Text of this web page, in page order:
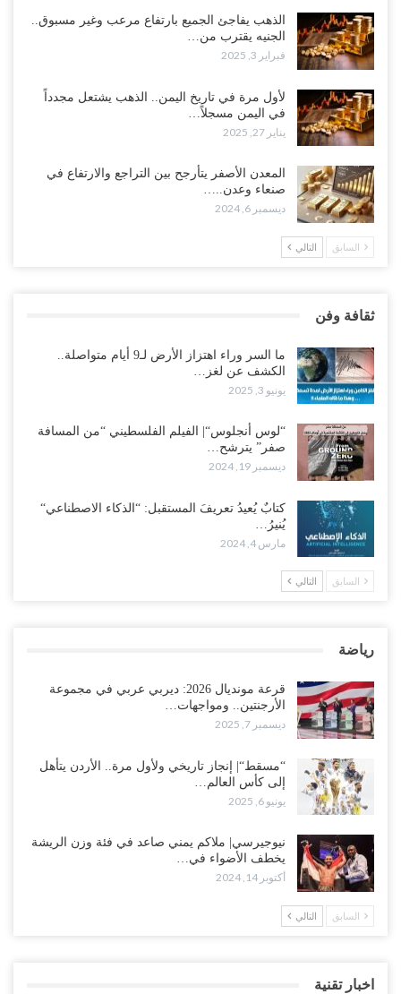
الذهب يفاجئ الجميع بارتفاع مرعب وغير مسبوق..
الجنيه يقترب من…
فبراير 3, 2025
لأول مرة في تاريخ اليمن.. الذهب يشتعل مجدداً
في اليمن مسجلاً…
يناير 27, 2025
المعدن الأصفر يتأرجح بين التراجع والارتفاع في
صنعاء وعدن..…
ديسمبر 6, 2024
السابق التالي
ثقافة وفن
ما السر وراء اهتزاز الأرض لـ9 أيام متواصلة..
الكشف عن لغز…
يونيو 3, 2025
“لوس أنجلوس“| الفيلم الفلسطيني “من المسافة
صفر” يترشح…
ديسمبر 19, 2024
كتابٌ يُعيدُ تعريفَ المستقبل: “الذكاء الاصطناعي“
يُنيرُ…
مارس 4, 2024
السابق التالي
رياضة
قرعة مونديال 2026: ديربي عربي في مجموعة
الأرجنتين.. ومواجهات…
ديسمبر 7, 2025
“مسقط“| إنجاز تاريخي ولأول مرة.. الأردن يتأهل
إلى كأس العالم…
يونيو 6, 2025
نيوجيرسي| ملاكم يمني صاعد في فئة وزن الريشة
يخطف الأضواء في…
أكتوبر 14, 2024
السابق التالي
اخبار تقنية